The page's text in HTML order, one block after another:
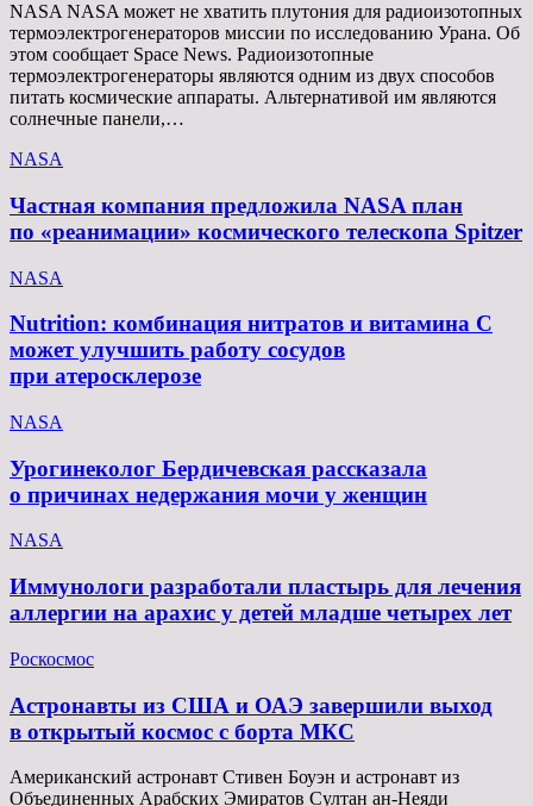
NASA NASA может не хватить плутония для радиоизотопных
термоэлектрогенераторов миссии по исследованию Урана. Об
этом сообщает Space News. Радиоизотопные
термоэлектрогенераторы являются одним из двух способов
питать космические аппараты. Альтернативой им являются
солнечные панели,…
NASA
Частная компания предложила NASA план
по «реанимации» космического телескопа Spitzer
NASA
Nutrition: комбинация нитратов и витамина C
может улучшить работу сосудов
при атеросклерозе
NASA
Урогинеколог Бердичевская рассказала
о причинах недержания мочи у женщин
NASA
Иммунологи разработали пластырь для лечения
аллергии на арахис у детей младше четырех лет
Роскосмос
Астронавты из США и ОАЭ завершили выход
в открытый космос с борта МКС
Американский астронавт Стивен Боуэн и астронавт из
Объединенных Арабских Эмиратов Султан ан-Неяди